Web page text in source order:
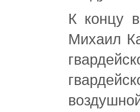
К концу
Михаил